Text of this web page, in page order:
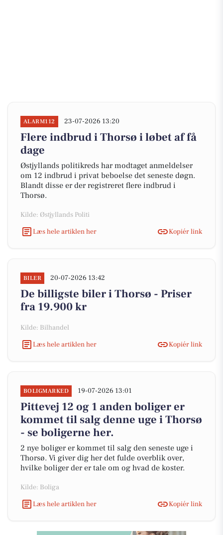
ALARM112 23-07-2026 13:20
Flere indbrud i Thorsø i løbet af få
dage
Østjyllands politikreds har modtaget anmeldelser
om 12 indbrud i privat beboelse det seneste døgn.
Blandt disse er der registreret flere indbrud i
Thorsø.
Kilde: Østjyllands Politi
Læs hele artiklen her
Kopiér link
BILER 20-07-2026 13:42
De billigste biler i Thorsø - Priser
fra 19.900 kr
Kilde: Bilhandel
Læs hele artiklen her
Kopiér link
BOLIGMARKED 19-07-2026 13:01
Pittevej 12 og 1 anden boliger er
kommet til salg denne uge i Thorsø
- se boligerne her.
2 nye boliger er kommet til salg den seneste uge i
Thorsø. Vi giver dig her det fulde overblik over,
hvilke boliger der er tale om og hvad de koster.
Kilde: Boliga
Læs hele artiklen her
Kopiér link